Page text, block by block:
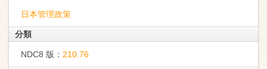
日本管理政策
分類
NDC8 版： 210.76